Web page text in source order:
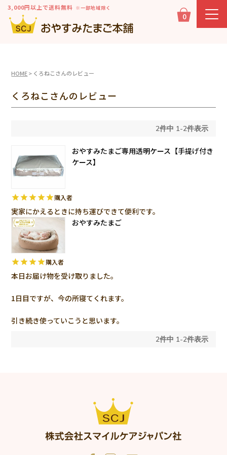
3,000円以上で送料無料 ※一部地域除く
0
HOME くろねこさんのレビュー
くろねこさんのレビュー
2件中 1-2件表示
おやすみたまご専用透明ケース【手提げ付き
ケース】
購入者
実家にかえるときに持ち運びできて便利です。
おやすみたまご
購入者
本日お届け物を受け取りました。
1日目ですが、今の所寝てくれます。
引き続き使っていこうと思います。
2件中 1-2件表示